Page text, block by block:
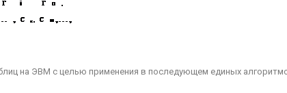
на ЭВМ с целью применения в последующем единых